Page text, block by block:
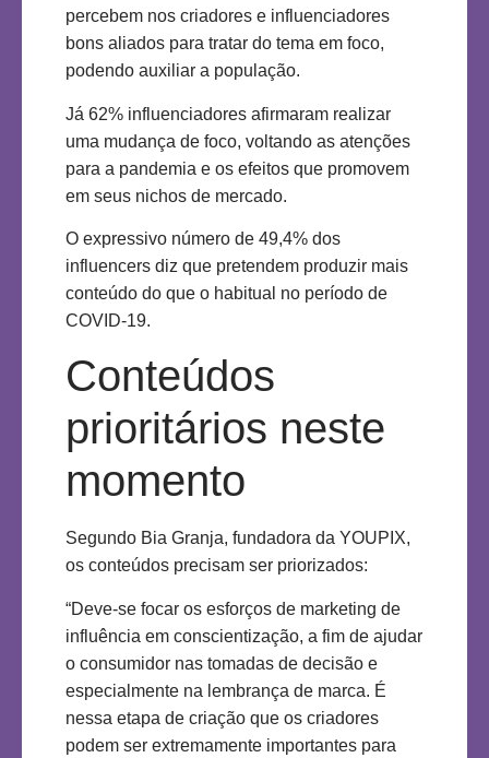
percebem nos criadores e influenciadores
bons aliados para tratar do tema em foco,
podendo auxiliar a população.
Já 62% influenciadores afirmaram realizar
uma mudança de foco, voltando as atenções
para a pandemia e os efeitos que promovem
em seus nichos de mercado.
O expressivo número de 49,4% dos
influencers diz que pretendem produzir mais
conteúdo do que o habitual no período de
COVID-19.
Conteúdos
prioritários neste
momento
Segundo Bia Granja, fundadora da YOUPIX,
os conteúdos precisam ser priorizados:
“Deve-se focar os esforços de marketing de
influência em conscientização, a fim de ajudar
o consumidor nas tomadas de decisão e
especialmente na lembrança de marca. É
nessa etapa de criação que os criadores
podem ser extremamente importantes para